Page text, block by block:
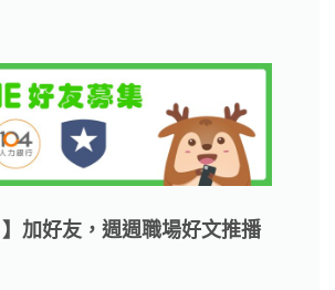
】加好友，週週職場好文推播